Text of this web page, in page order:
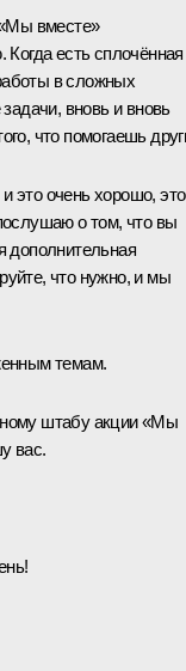
вместе»
есть сплочённая
в сложных
вновь и вновь
что помогаешь
это очень хорошо, это
о том, что вы
дополнительная
что нужно, и мы
темам.
штабу акции «Мы
вас.